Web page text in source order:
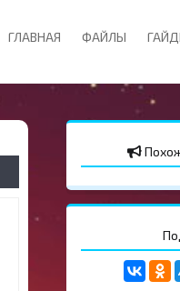
ГЛАВНАЯ ФАЙЛЫ